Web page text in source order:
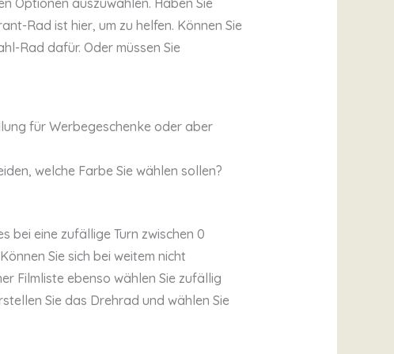
Rad ist hier, um zu helfen. Können Sie
Rad dafür. Oder müssen Sie
für Werbegeschenke oder aber
welche Farbe Sie wählen sollen?
bei eine zufällige Turn zwischen 0
Sie sich bei weitem nicht
Filmliste ebenso wählen Sie zufällig
Sie das Drehrad und wählen Sie